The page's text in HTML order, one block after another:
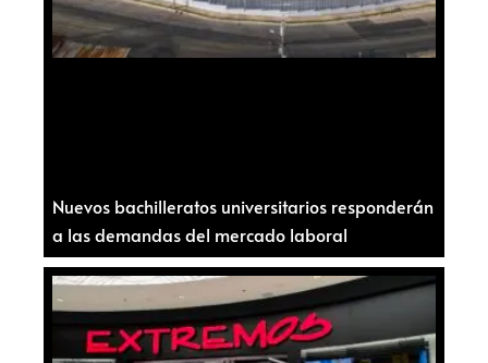
Nuevos bachilleratos universitarios responderán
a las demandas del mercado laboral